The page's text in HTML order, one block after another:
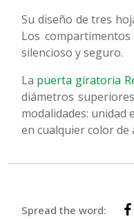
Su diseño de tres
Los
silencioso y seguro.
La puerta giratoria
diámetros
modalidades: unidad
en cualquier color de
Spread the word: